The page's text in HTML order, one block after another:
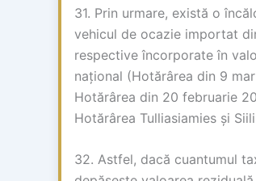
31. Prin urmare, există o
vehicul de ocazie importat
respective încorporate în
național (Hotărârea din 9
Hotărârea din 20 februarie
Hotărârea Tulliasiamies și
32. Astfel, dacă cuantumul